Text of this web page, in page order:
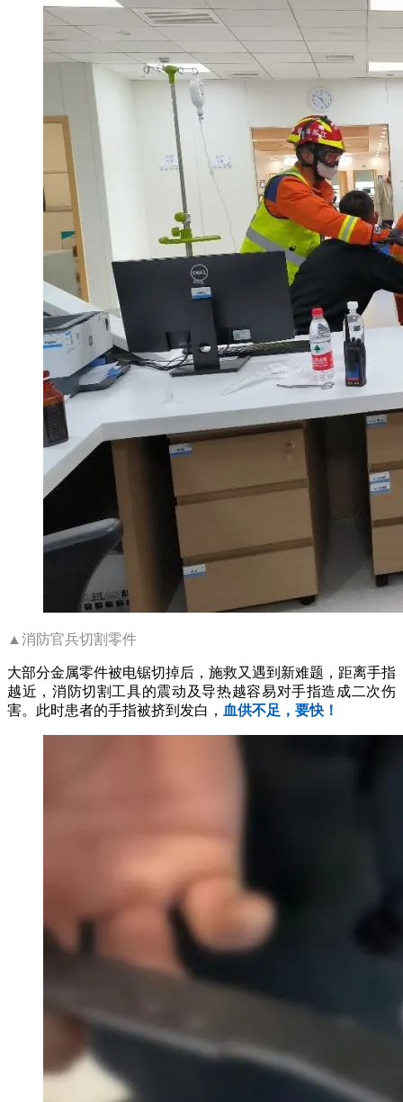
▲消防官兵切割零件
大部分金属零件被电锯切掉后，施救又遇到新难题，距离手指
越近，消防切割工具的震动及导热越容易对手指造成二次伤
害。此时患者的手指被挤到发白， 血供不足，要快！